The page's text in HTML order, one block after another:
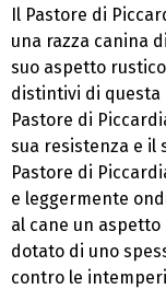
Il Pastore di
una razza canina
suo aspetto
distintivi di questa
Pastore di
sua resistenza e il
Pastore di
e leggermente
al cane un
dotato di uno
contro le